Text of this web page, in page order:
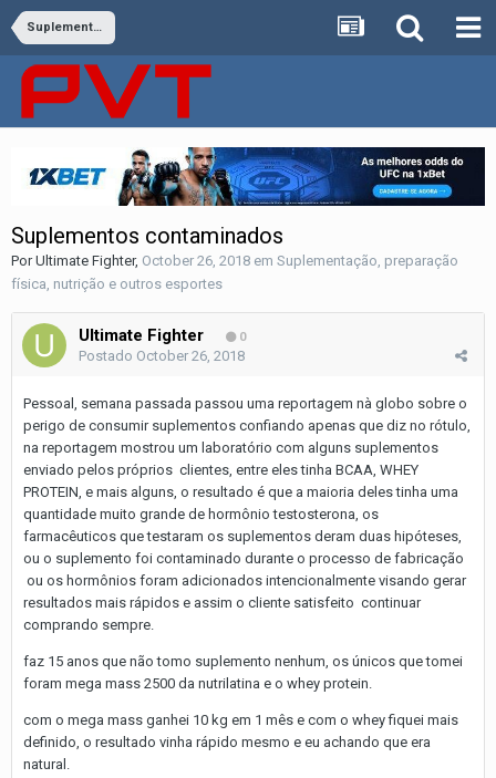
Suplementação, preparação física, nutrição e outros esportes
Suplementos contaminados
PorUltimate Fighter, October 26, 2018 em Suplementação, preparação
física, nutrição e outros esportes
Ultimate Fighter 0
Postado October 26, 2018
Pessoal, semana passada passou uma reportagem nà globo sobre o
perigo de consumir suplementos confiando apenas que diz no rótulo,
na reportagem mostrou um laboratório com alguns suplementos
enviado pelos próprios clientes, entre eles tinha BCAA, WHEY
PROTEIN, e mais alguns, o resultado é que a maioria deles tinha uma
quantidade muito grande de hormônio testosterona, os
farmacêuticos que testaram os suplementos deram duas hipóteses,
ou o suplemento foi contaminado durante o processo de fabricação
ou os hormônios foram adicionados intencionalmente visando gerar
resultados mais rápidos e assim o cliente satisfeito continuar
comprando sempre.
faz 15 anos que não tomo suplemento nenhum, os únicos que tomei
foram mega mass 2500 da nutrilatina e o whey protein.
com o mega mass ganhei 10 kg em 1 mês e com o whey fiquei mais
definido, o resultado vinha rápido mesmo e eu achando que era
natural.